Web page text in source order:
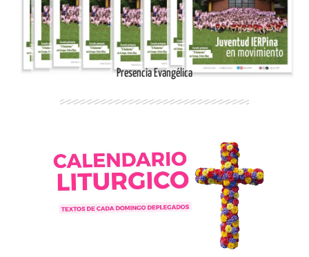
Presencia Evangélica
Ingresar